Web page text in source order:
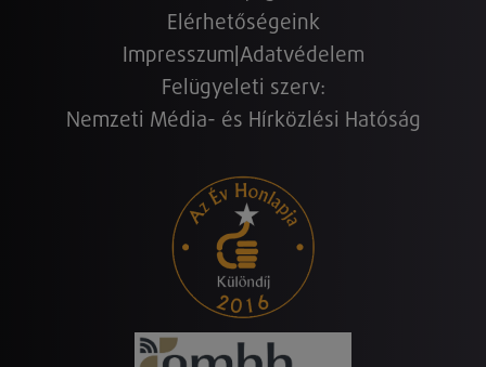
Elérhetőségeink
Impresszum Adatvédelem
Felügyeleti szerv:
Nemzeti Média- és Hírközlési Hatóság